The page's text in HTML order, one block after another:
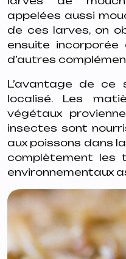
appelées aussi
de ces larves, on
ensuite
d’autres
L’avantage de ce
localisé. Les
végétaux
insectes sont
aux poissons dans
complètement les
environnementaux